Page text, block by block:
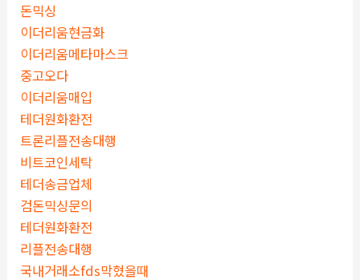
돈믹싱
이더리움현금화
이더리움메타마스크
중고오다
이더리움매입
테더원화환전
트론리플전송대행
비트코인세탁
테더송금업체
검돈믹싱문의
테더원화환전
리플전송대행
국내거래소fds막혔을때